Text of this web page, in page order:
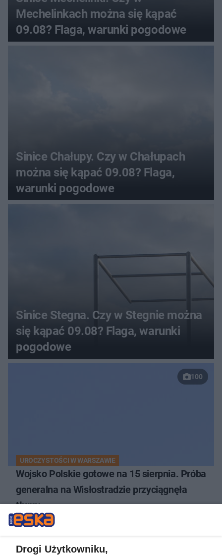
Mechelinkach można się kąpać
09.08? Flaga, warunki pogodowe
Sinice Chałupy. Czy w Chałupach
można się kąpać 09.08? Flaga,
warunki pogodowe
Sinice Stegna. Czy w Stegnie można
się kąpać 09.08? Flaga, warunki
pogodowe
100
UROCZYSTOŚCI W WARSZAWIE
Wojsko Polskie gotowe na 15 sierpnia. Próba
generalna na Wisłostradzie przyciągnęła
tłumy
Drogi Użytkowniku,